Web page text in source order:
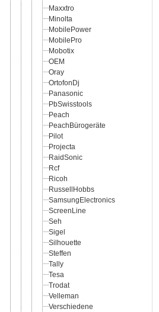
Maxxtro
Minolta
MobilePower
MobilePro
Mobotix
OEM
Oray
OrtofonDj
Panasonic
PbSwisstools
Peach
PeachBürogeräte
Pilot
Projecta
RaidSonic
Rcf
Ricoh
RussellHobbs
SamsungElectronics
ScreenLine
Seh
Sigel
Silhouette
Steffen
Tally
Tesa
Trodat
Velleman
Verschiedene